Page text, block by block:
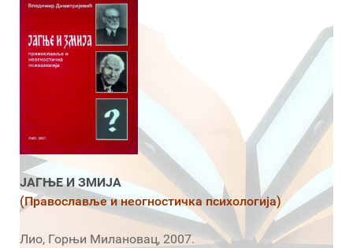
ЈАГЊЕ И ЗМИЈА
(Православље и неогностичка психологија)
Лио, Горњи Милановац, 2007.